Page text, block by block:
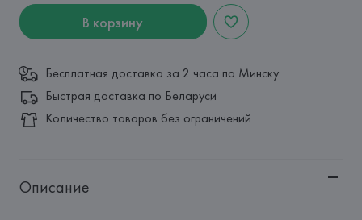
В корзину
Бесплатная доставка за 2 часа по Минску
Быстрая доставка по Беларуси
Количество товаров без ограничений
Описание